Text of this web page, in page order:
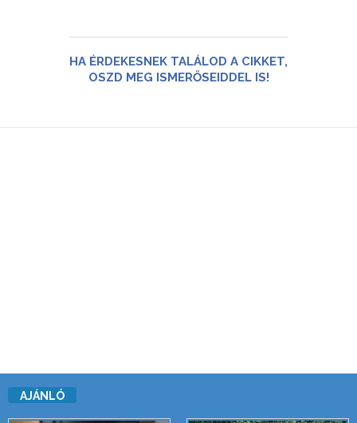
HA ÉRDEKESNEK TALÁLOD A CIKKET,
OSZD MEG ISMERŐSEIDDEL IS!
AJÁNLÓ